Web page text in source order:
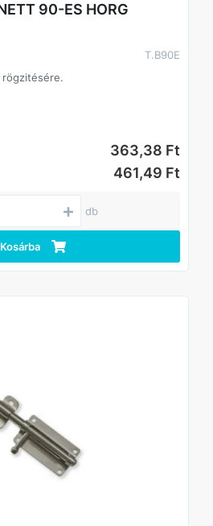
90-ES HORG
T.B90E
363,38 Ft
461,49 Ft
db
Kosárba